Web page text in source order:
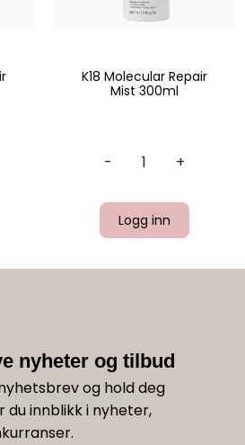
K18 Molecular Repair
Mist 300ml
- +
Logg inn
nyheter og tilbud
og hold deg
innblikk i nyheter,